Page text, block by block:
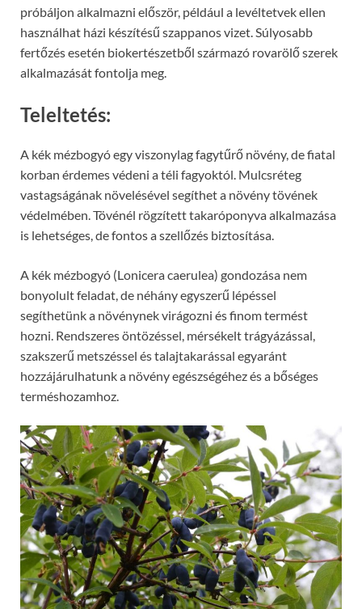
próbáljon alkalmazni először, például a levéltetvek ellen
használhat házi készítésű szappanos vizet. Súlyosabb
fertőzés esetén biokertészetből származó rovarölő szerek
alkalmazását fontolja meg.
Teleltetés:
A kék mézbogyó egy viszonylag fagytűrő növény, de fiatal
korban érdemes védeni a téli fagyoktól. Mulcsréteg
vastagságának növelésével segíthet a növény tövének
védelmében. Tövénél rögzített takaróponyva alkalmazása
is lehetséges, de fontos a szellőzés biztosítása.
A kék mézbogyó (Lonicera caerulea) gondozása nem
bonyolult feladat, de néhány egyszerű lépéssel
segíthetünk a növénynek virágozni és finom termést
hozni. Rendszeres öntözéssel, mérsékelt trágyázással,
szakszerű metszéssel és talajtakarással egyaránt
hozzájárulhatunk a növény egészségéhez és a bőséges
terméshozamhoz.